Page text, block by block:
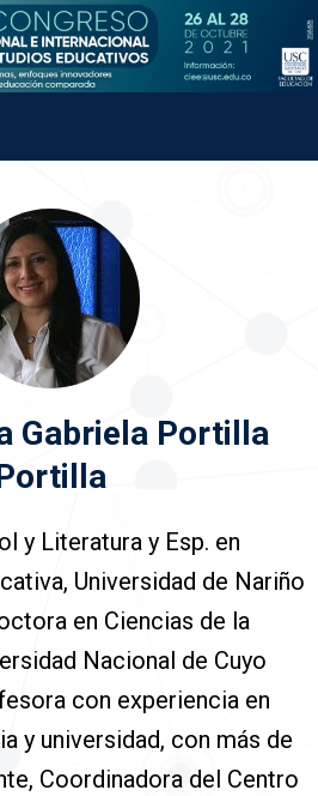
Gabriela Portilla
y Literatura y Esp. en
Universidad de Nariño
en Ciencias de la
Nacional de Cuyo
con experiencia en
y universidad, con más de
Coordinadora del Centro